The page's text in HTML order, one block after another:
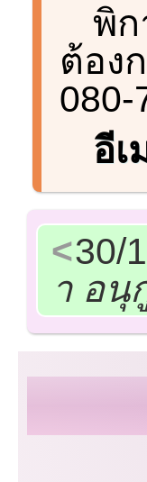
พิก
ต้อง
080-
อีเ
30/
า อนุ